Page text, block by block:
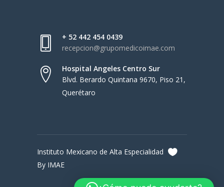
+ 52 442 454 0439
recepcion@grupomedicoimae.com
Hospital Angeles Centro Sur
Blvd. Berardo Quintana 9670, Piso 21,
Querétaro
Instituto Mexicano de Alta Especialidad
By IMAE